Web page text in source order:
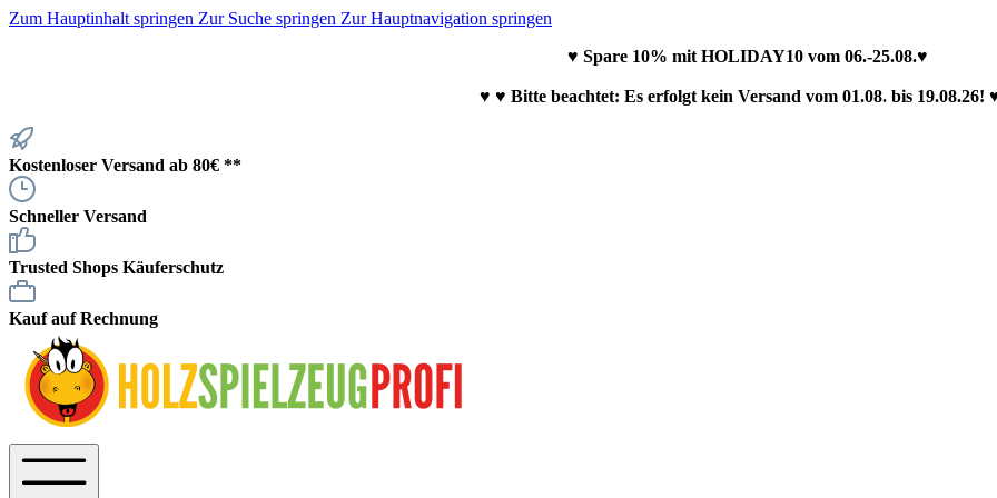
Zum Hauptinhalt springen Zur Suche springen Zur Hauptnavigation springen
♥ Spare 10% mit HOLIDAY10 vom 06.-25.08.♥
♥ ♥ Bitte beachtet: Es erfolgt kein Versand vom 01.08. bis 19.08.26!
Kostenloser Versand ab 80€ **
Schneller Versand
Trusted Shops Käuferschutz
Kauf auf Rechnung